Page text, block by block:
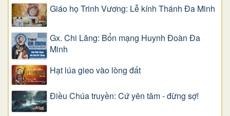
Giáo họ Trinh Vương: Lễ kính Thánh Đa Minh
Gx. Chi Lăng: Bổn mạng Huynh Đoàn Đa
Minh
Hạt lúa gieo vào lòng đất
Điều Chúa truyền: Cứ yên tâm - đừng sợ!